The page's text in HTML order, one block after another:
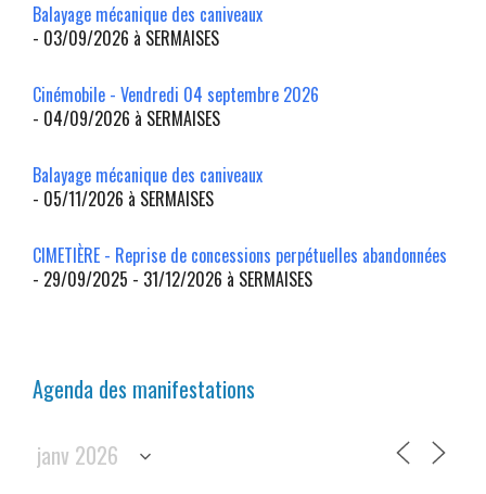
Balayage mécanique des caniveaux
- 03/09/2026 à SERMAISES
Cinémobile - Vendredi 04 septembre 2026
- 04/09/2026 à SERMAISES
Balayage mécanique des caniveaux
- 05/11/2026 à SERMAISES
CIMETIÈRE - Reprise de concessions perpétuelles abandonnées
- 29/09/2025 - 31/12/2026 à SERMAISES
Agenda des manifestations